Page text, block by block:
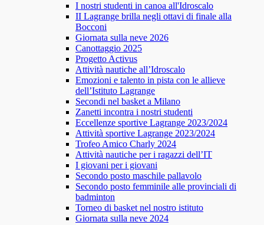
I nostri studenti in canoa all'Idroscalo
II Lagrange brilla negli ottavi di finale alla
Bocconi
Giornata sulla neve 2026
Canottaggio 2025
Progetto Activus
Attività nautiche all’Idroscalo
Emozioni e talento in pista con le allieve
dell’Istituto Lagrange
Secondi nel basket a Milano
Zanetti incontra i nostri studenti
Eccellenze sportive Lagrange 2023/2024
Attività sportive Lagrange 2023/2024
Trofeo Amico Charly 2024
Attività nautiche per i ragazzi dell’IT
I giovani per i giovani
Secondo posto maschile pallavolo
Secondo posto femminile alle provinciali di
badminton
Torneo di basket nel nostro istituto
Giornata sulla neve 2024